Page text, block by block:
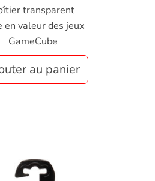
transparent
en valeur des jeux
GameCube
au panier